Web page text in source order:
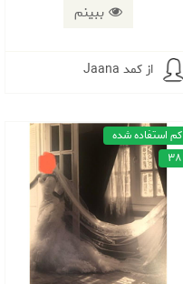
ببینم
از کمد Jaana
کم استفاده شده
38